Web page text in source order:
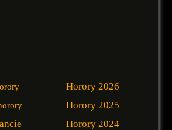
Horory 2026
Horory 2025
Horory 2024